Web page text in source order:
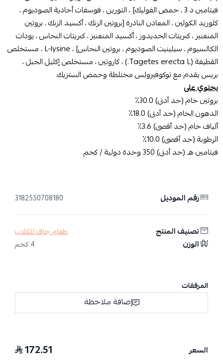
فيتامين د 3 ، حمض الفوليك] ، التورين ، فوسفات أحادية الصوديوم ،
كلوريد الكولين ، المعادن النادرة [بروتين الزنك ، أكسيد الزنك ، بروتين
المنغنيز ، كبريتات الحديدوز ، أكسيد المنغنيز ، كبريتات النحاس ، يودات
الكالسيوم ، سيلينيت الصوديوم ، بروتين النحاس] ، L-lysine ، مستخلص
القطيفة (Tagetes erecta L.) ، كاروتين ، مستخلص إكليل الجبل ،
بريس يقدم مع توكوفيرولس مختلطة وحمض الستريك.
يحتوي على
بروتين خام (حد أدنى) 30.0٪
الدهون الخام (حد أدنى) 18.0٪
ألياف خام (حد أقصى) 3.6٪
الرطوبة (حد أقصى) 10.0٪
فيتامين هـ (حد أدنى) 350 وحدة دولية / كجم
رقم الموديل 3182550708180
تصنيف المنتج طعام جاف للكلاب
الوزن 4 كجم
المرفقات
إضافة ملاحظة
السعر 172.51